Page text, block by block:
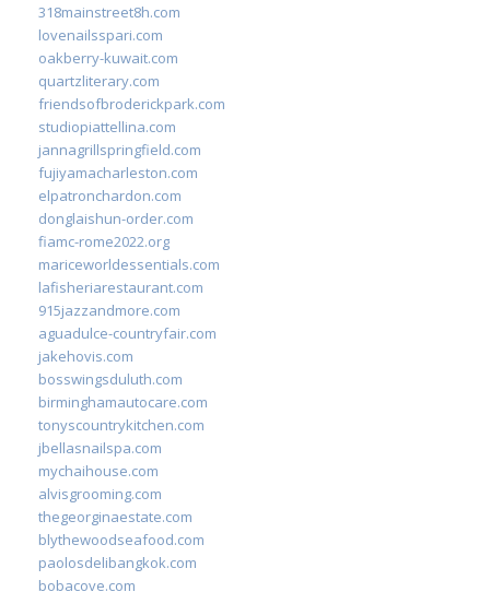
318mainstreet8h.com
lovenailsspari.com
oakberry-kuwait.com
quartzliterary.com
friendsofbroderickpark.com
studiopiattellina.com
jannagrillspringfield.com
fujiyamacharleston.com
elpatronchardon.com
donglaishun-order.com
fiamc-rome2022.org
mariceworldessentials.com
lafisheriarestaurant.com
915jazzandmore.com
aguadulce-countryfair.com
jakehovis.com
bosswingsduluth.com
birminghamautocare.com
tonyscountrykitchen.com
jbellasnailspa.com
mychaihouse.com
alvisgrooming.com
thegeorginaestate.com
blythewoodseafood.com
paolosdelibangkok.com
bobacove.com